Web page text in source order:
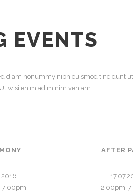
EVENTS
diam nonummy nibh euismod tincidunt
wisi enim ad minim veniam.
7:00pm
AFTER
2:00pm-